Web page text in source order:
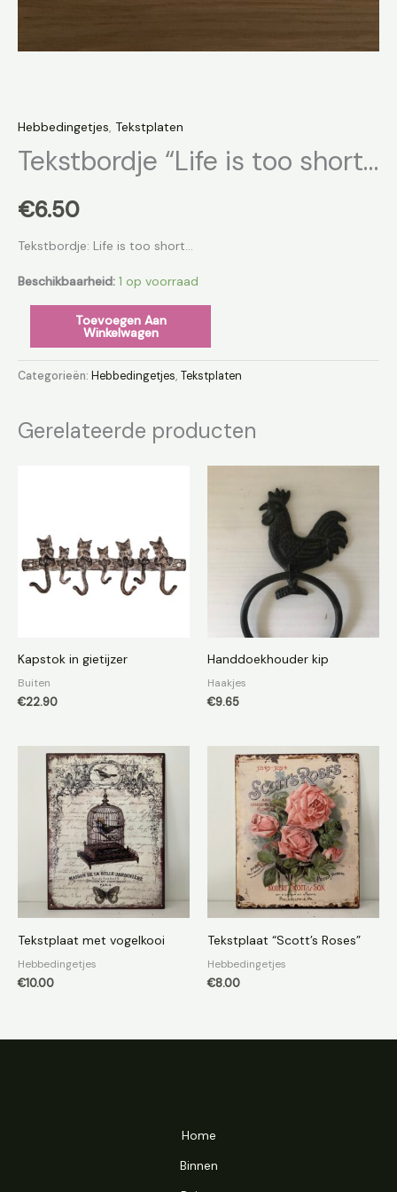
Hebbedingetjes, Tekstplaten
Tekstbordje “Life is too short…
€6.50
Tekstbordje: Life is too short…
Beschikbaarheid: 1 op voorraad
Toevoegen Aan
Winkelwagen
Categorieën: Hebbedingetjes, Tekstplaten
Gerelateerde producten
Kapstok in gietijzer
Buiten
€22.90
Handdoekhouder kip
Haakjes
€9.65
Tekstplaat met vogelkooi
Hebbedingetjes
€10.00
Tekstplaat “Scott’s Roses”
Hebbedingetjes
€8.00
Home
Binnen